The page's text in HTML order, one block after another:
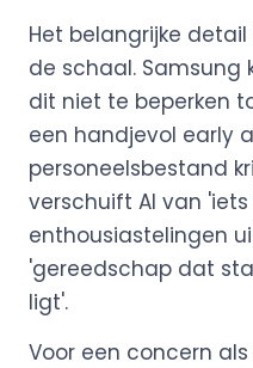
Het belangrijke
de schaal. Samsung
dit niet te beperken
een handjevol early
personeelsbestand
verschuift AI van
enthousiastelingen
'gereedschap dat
ligt'.
Voor een concern